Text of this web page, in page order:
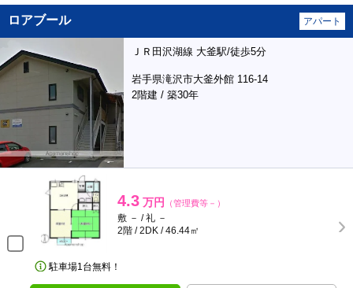
ロアブール アパート
ＪＲ田沢湖線 大釜駅/徒歩5分
岩手県滝沢市大釜外館 116-14
2階建 / 築30年
4.3 万円 （管理費等－）
敷 － / 礼 －
2階 / 2DK / 46.44㎡
駐車場1台無料！